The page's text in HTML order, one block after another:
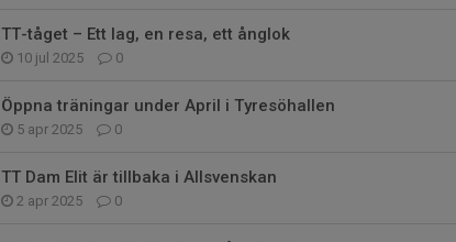
TT-tåget – Ett lag, en resa, ett ånglok
10 jul 2025 0
Öppna träningar under April i Tyresöhallen
5 apr 2025 0
TT Dam Elit är tillbaka i Allsvenskan
2 apr 2025 0